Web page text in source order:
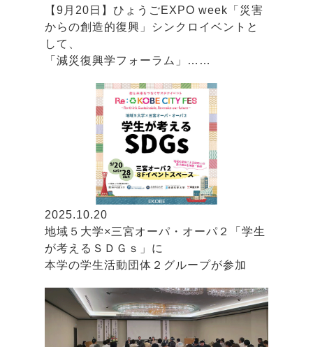
【9月20日】ひょうごEXPO week「災害
からの創造的復興」シンクロイベントと
して、
「減災復興学フォーラム」……
2025.10.20
地域５大学×三宮オーパ・オーパ２「学生
が考えるＳＤＧｓ」に
本学の学生活動団体２グループが参加